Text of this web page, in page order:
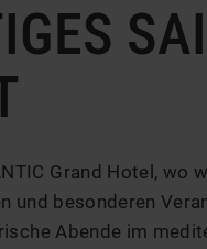
Grand Hotel, wo
und besonderen
Abende im